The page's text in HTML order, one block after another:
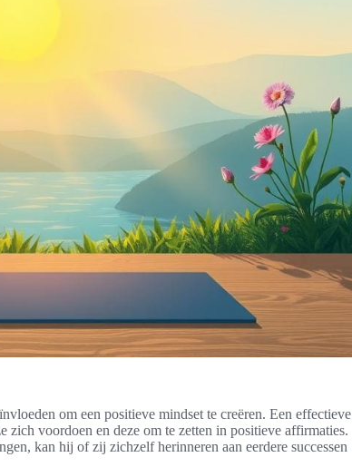
om een positieve mindset te creëren. Een effectieve
zich voordoen en deze om te zetten in positieve affirmaties.
kan hij of zij zichzelf herinneren aan eerdere successen